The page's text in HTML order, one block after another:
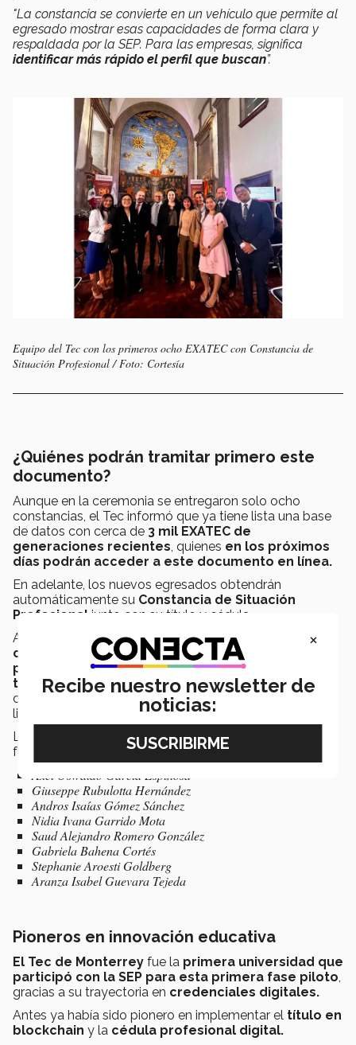
"La constancia se convierte en un vehículo que permite al
egresado mostrar esas capacidades de forma clara y
respaldada por la SEP. Para las empresas, significa
identificar más rápido el perfil que buscan”.
Equipo del Tec con los primeros ocho EXATEC con Constancia de
Situación Profesional / Foto: Cortesía
¿Quiénes podrán tramitar primero este
documento?
Aunque en la ceremonia se entregaron solo ocho
constancias, el Tec informó que ya tiene lista una base
de datos con cerca de 3 mil EXATEC de
generaciones recientes, quienes en los próximos
días podrán acceder a este documento en línea.
En adelante, los nuevos egresados obtendrán
automáticamente su Constancia de Situación
Profesional junto con su título y cédula.
Ahí quedarán registradas experiencias como
concentraciones académicas, estancias
profesionales o de investigación, competencias
transversales y credenciales alternativasen áreas
como inteligencia artificial, semiconductores o
liderazgo.
Los primeros ocho EXATEC en recibir su constancia
fueron:
Axel Oswaldo García Espinosa
Giuseppe Rubulotta Hernández
Andros Isaías Gómez Sánchez
Nidia Ivana Garrido Mota
Saud Alejandro Romero González
Gabriela Bahena Cortés
Stephanie Aroesti Goldberg
Aranza Isabel Guevara Tejeda
Pioneros en innovación educativa
El Tec de Monterrey fue la primera universidad que
participó con la SEP para esta primera fase piloto,
gracias a su trayectoria en credenciales digitales.
Antes ya había sido pionero en implementar el título en
blockchain y la cédula profesional digital.
×
Recibe nuestro newsletter de
noticias: